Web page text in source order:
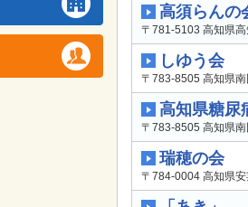
高須らんの
〒781-5103 高知県
しゆう会
〒783-8505 高知県
高知県糖尿
〒783-8505 高知県
瑞穂の会
〒784-0004 高知県